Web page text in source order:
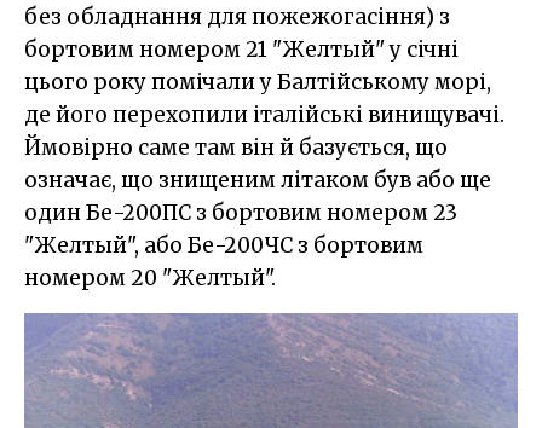
без обладнання для пожежогасіння) з
бортовим номером 21 "Желтый" у січні
цього року помічали у Балтійському морі,
де його перехопили італійські винищувачі.
Ймовірно саме там він й базується, що
означає, що знищеним літаком був або ще
один Бе-200ПС з бортовим номером 23
"Желтый", або Бе-200ЧС з бортовим
номером 20 "Желтый".